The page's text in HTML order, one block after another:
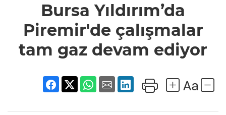
çalışmalar
tam gaz
ediyor
Bursa Yıldırım’da
Piremir'de çalışmalar
tam gaz devam ediyor